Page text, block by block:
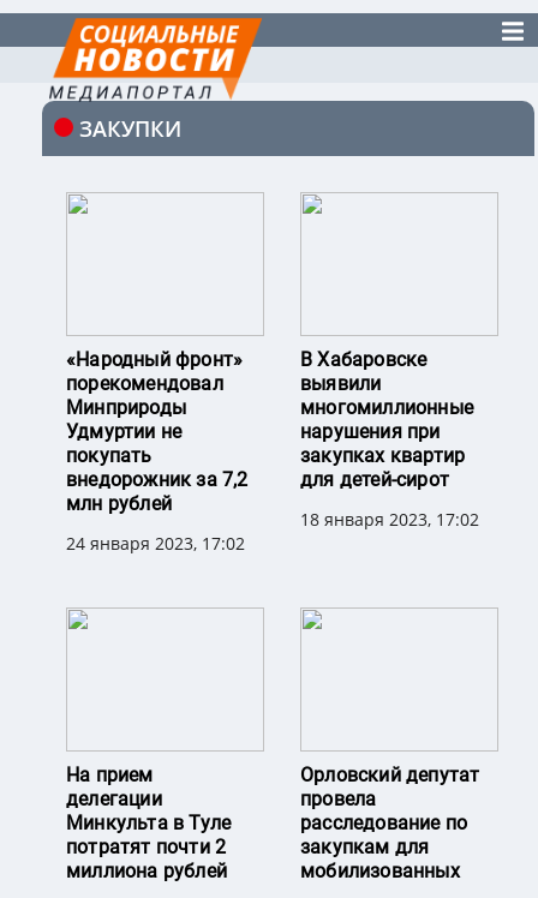
ЗАКУПКИ
«Народный фронт»
порекомендовал
Минприроды
Удмуртии не
покупать
внедорожник за 7,2
млн рублей
24 января 2023, 17:02
В Хабаровске
выявили
многомиллионные
нарушения при
закупках квартир
для детей-сирот
18 января 2023, 17:02
На прием
делегации
Минкульта в Туле
потратят почти 2
миллиона рублей
Орловский депутат
провела
расследование по
закупкам для
мобилизованных